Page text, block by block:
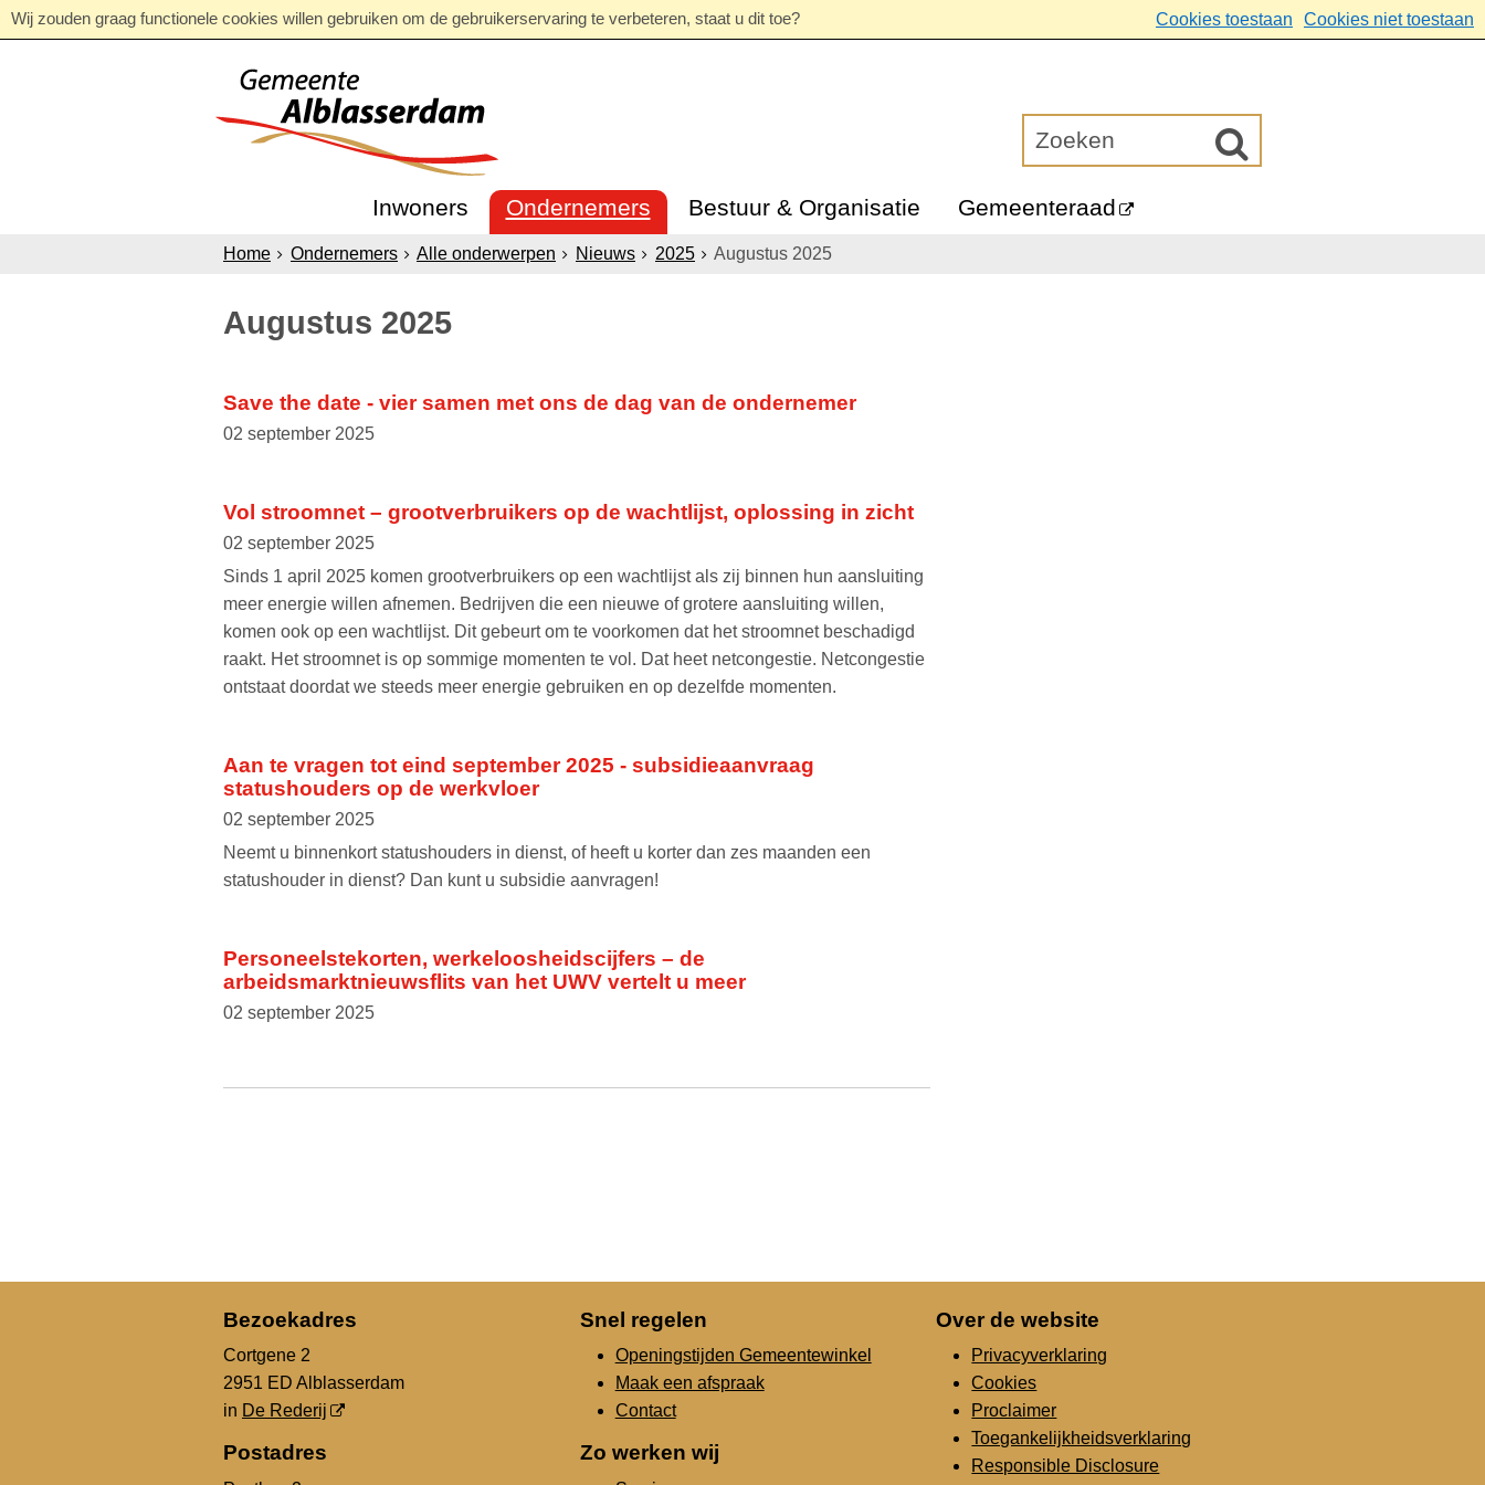
Wij zouden graag functionele cookies willen gebruiken om de gebruikerservaring te verbeteren, staat u dit toe? Cookies toestaan Cookies niet toestaan
Inwoners Ondernemers Bestuur & Organisatie Gemeenteraad
Home Ondernemers Alle onderwerpen Nieuws 2025 Augustus 2025
Augustus 2025
Save the date - vier samen met ons de dag van de ondernemer
02 september 2025
Vol stroomnet – grootverbruikers op de wachtlijst, oplossing in zicht
02 september 2025
Sinds 1 april 2025 komen grootverbruikers op een wachtlijst als zij binnen hun aansluiting
meer energie willen afnemen. Bedrijven die een nieuwe of grotere aansluiting willen,
komen ook op een wachtlijst. Dit gebeurt om te voorkomen dat het stroomnet beschadigd
raakt. Het stroomnet is op sommige momenten te vol. Dat heet netcongestie. Netcongestie
ontstaat doordat we steeds meer energie gebruiken en op dezelfde momenten.
Aan te vragen tot eind september 2025 - subsidieaanvraag
statushouders op de werkvloer
02 september 2025
Neemt u binnenkort statushouders in dienst, of heeft u korter dan zes maanden een
statushouder in dienst? Dan kunt u subsidie aanvragen!
Personeelstekorten, werkeloosheidscijfers – de
arbeidsmarktnieuwsflits van het UWV vertelt u meer
02 september 2025
Bezoekadres
Cortgene 2
2951 ED Alblasserdam
in De Rederij
Postadres
Snel regelen
Openingstijden Gemeentewinkel
Maak een afspraak
Contact
Zo werken wij
Over de website
Privacyverklaring
Cookies
Proclaimer
Toegankelijkheidsverklaring
Responsible Disclosure